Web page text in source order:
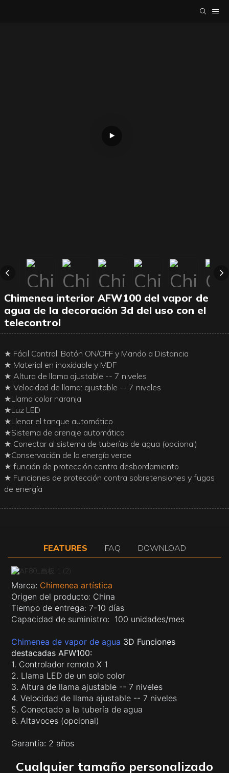
Chimenea interior AFW100 del vapor de
agua de la decoración 3d del uso con el
telecontrol
★ Fácil Control: Botón ON/OFF y Mando a Distancia
★ Material en inoxidable y MDF
★ Altura de llama ajustable -- 7 niveles
★ Velocidad de llama: ajustable -- 7 niveles
★Llama color naranja
★Luz LED
★Llenar el tanque automático
★Sistema de drenaje automático
★ Conectar al sistema de tuberías de agua (opcional)
★Conservación de la energía verde
★ función de protección contra desbordamiento
★ Funciones de protección contra sobretensiones y fugas
de energía
FEATURES FAQ DOWNLOAD
Marca: Chimenea artística
Origen del producto: China
Tiempo de entrega: 7-10 días
Capacidad de suministro: 100 unidades/mes
Chimenea de vapor de agua 3D Funciones
destacadas AFW100:
1. Controlador remoto X 1
2. Llama LED de un solo color
3. Altura de llama ajustable -- 7 niveles
4. Velocidad de llama ajustable -- 7 niveles
5. Conectado a la tubería de agua
6. Altavoces (opcional)
Garantía: 2 años
Cualquier tamaño personalizado